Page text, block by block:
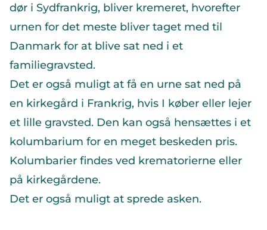
dør i Sydfrankrig, bliver kremeret, hvorefter
urnen for det meste bliver taget med til
Danmark for at blive sat ned i et
familiegravsted.
Det er også muligt at få en urne sat ned på
en kirkegård i Frankrig, hvis I køber eller lejer
et lille gravsted. Den kan også hensættes i et
kolumbarium for en meget beskeden pris.
Kolumbarier findes ved krematorierne eller
på kirkegårdene.
Det er også muligt at sprede asken.